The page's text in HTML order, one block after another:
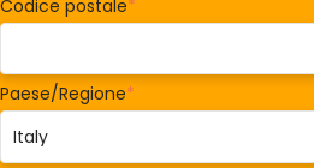
Codice postale*
Paese/Regione*